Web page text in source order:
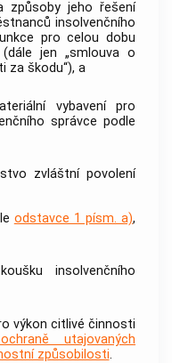
způsoby jeho řešení
insolvenčního
pro celou dobu
(dále jen „smlouva o
za škodu“), a
vybavení pro
správce podle
zvláštní povolení
odstavce 1 písm. a),
insolvenčního
výkon citlivé činnosti
utajovaných
způsobilosti.